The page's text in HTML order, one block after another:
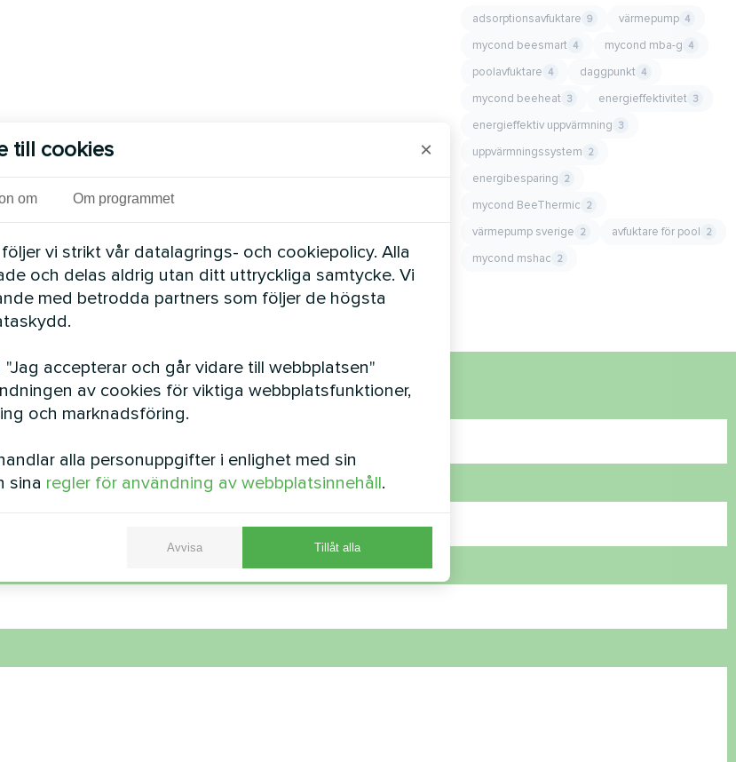
adsorptionsavfuktare 9 värmepump 4
mycond beesmart 4 mycond mba-g 4
poolavfuktare 4 daggpunkt 4
mycond beeheat 3 energieffektivitet 3
energieffektiv uppvärmning 3
uppvärmningssystem 2
energibesparing 2
mycond BeeThermic 2
värmepump sverige 2 avfuktare för pool 2
mycond mshac 2
till cookies ×
om Om programmet
vi strikt vår datalagrings- och cookiepolicy. Alla
och delas aldrig utan ditt uttryckliga samtycke. Vi
med betrodda partners som följer de högsta
accepterar och går vidare till webbplatsen"
av cookies för viktiga webbplatsfunktioner,
och marknadsföring.
alla personuppgifter i enlighet med sin
sina regler för användning av webbplatsinnehåll.
Avvisa Tillåt alla